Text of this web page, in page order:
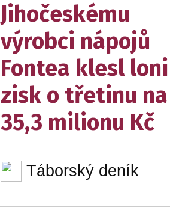
Jihočeskému
výrobci nápojů
Fontea klesl loni
zisk o třetinu na
35,3 milionu Kč
Táborský deník